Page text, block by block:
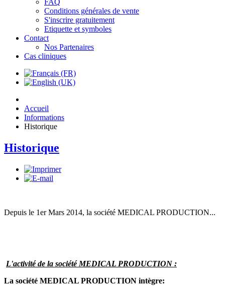
FAQ
Conditions générales de vente
S'inscrire gratuitement
Etiquette et symboles
Contact
Nos Partenaires
Cas cliniques
Accueil
Informations
Historique
Historique
Depuis le 1er Mars 2014, la société MEDICAL PRODUCTION...
L'activité de la société MEDICAL PRODUCTION :
La société MEDICAL PRODUCTION intègre: